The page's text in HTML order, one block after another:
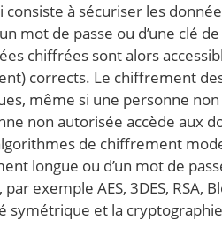
à sécuriser les
mot de passe ou d’une clé
chiffrées sont alors
corrects. Le chiffrement
même si une personne
non autorisée accède aux
de chiffrement
longue ou d’un mot de
exemple AES, 3DES, RSA,
symétrique et la